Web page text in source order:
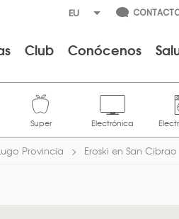
Club Conócenos
Provincia Eroski en San Cibrao